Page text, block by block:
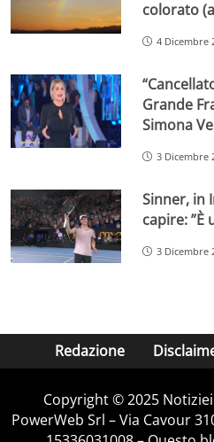
colorato
4 Dicembre
Grande
Simona
3 Dicembre
Sinner, in
capire: ”È
3 Dicembre
Redazione
Copyright © 2025
PowerWeb Srl – Via Cavour